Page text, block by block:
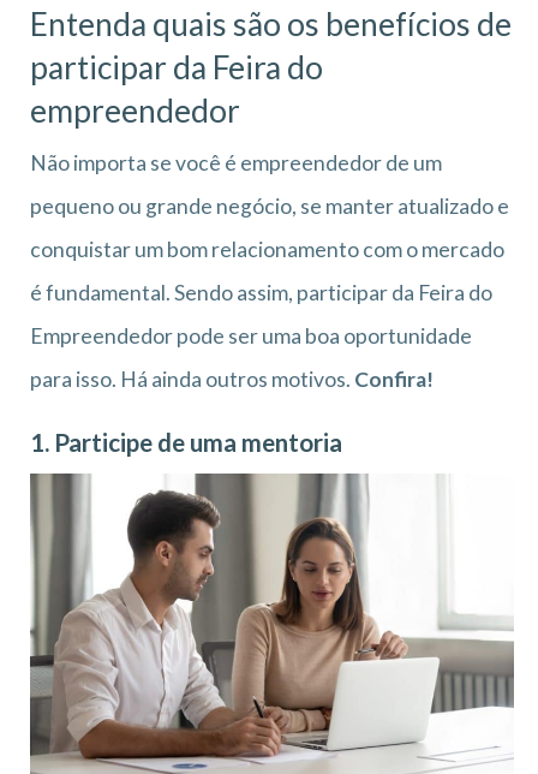
Entenda quais são os benefícios de
participar da Feira do
empreendedor
Não importa se você é empreendedor de um
pequeno ou grande negócio, se manter atualizado e
conquistar um bom relacionamento com o mercado
é fundamental. Sendo assim, participar da Feira do
Empreendedor pode ser uma boa oportunidade
para isso. Há ainda outros motivos. Confira!
1. Participe de uma mentoria